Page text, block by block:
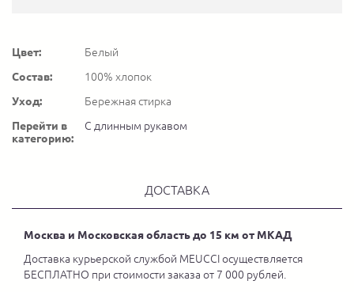
Цвет:
Белый
Состав:
100% хлопок
Уход:
Бережная стирка
Перейти в
категорию:
С длинным рукавом
ДОСТАВКА
Москва и Московская область до 15 км от МКАД
Доставка курьерской службой MEUCCI осуществляется
БЕСПЛАТНО при стоимости заказа от 7 000 рублей.